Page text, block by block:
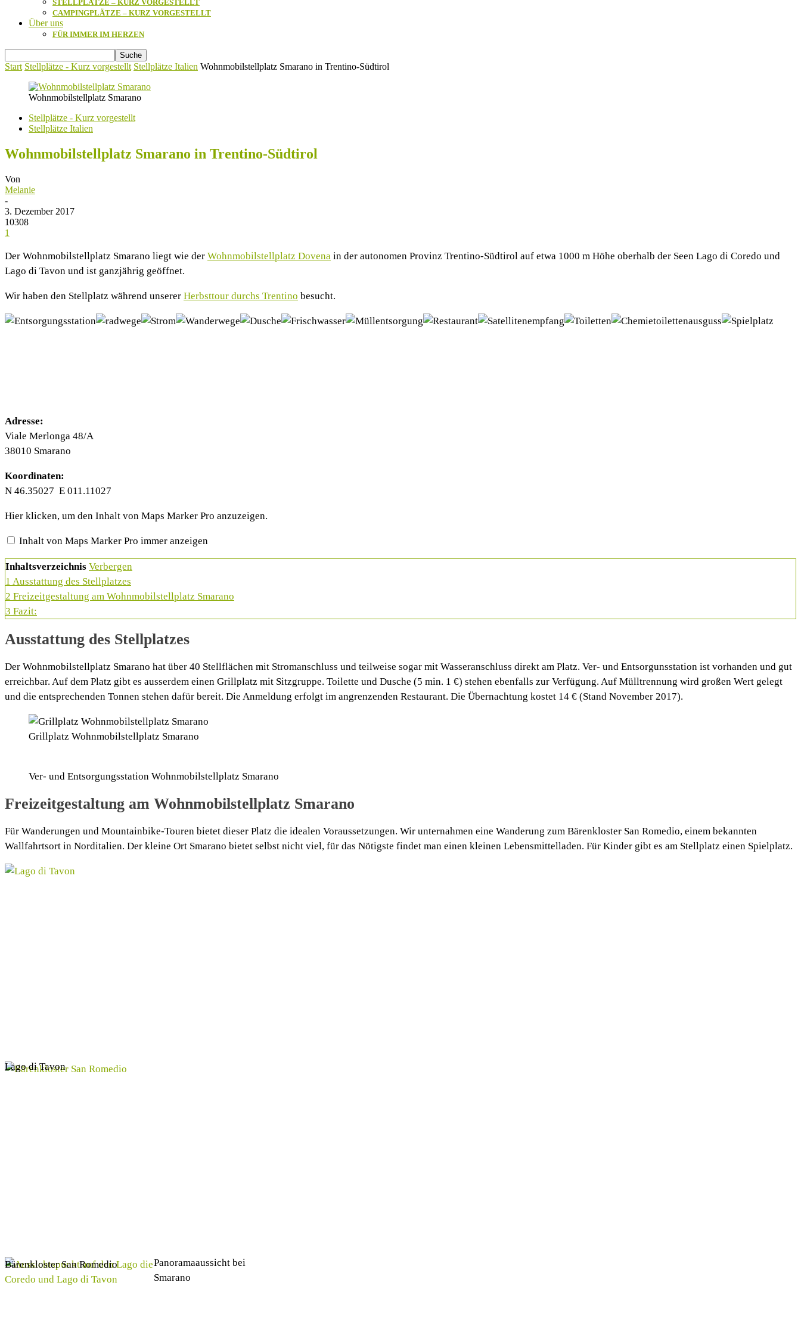
STELLPLÄTZE – KURZ VORGESTELLT
CAMPINGPLÄTZE – KURZ VORGESTELLT
Über uns
FÜR IMMER IM HERZEN
Start Stellplätze - Kurz vorgestellt Stellplätze Italien Wohnmobilstellplatz Smarano in Trentino-Südtirol
Wohnmobilstellplatz Smarano
Stellplätze - Kurz vorgestellt
Stellplätze Italien
Wohnmobilstellplatz Smarano in Trentino-Südtirol
Von
Melanie
-
3. Dezember 2017
10308
1
Der Wohnmobilstellplatz Smarano liegt wie der Wohnmobilstellplatz Dovena in der autonomen Provinz Trentino-Südtirol auf etwa 1000 m Höhe oberhalb der Seen Lago di Coredo und
Lago di Tavon und ist ganzjährig geöffnet.
Wir haben den Stellplatz während unserer Herbsttour durchs Trentino besucht.
Adresse:
Viale Merlonga 48/A
38010 Smarano
Koordinaten:
N 46.35027 E 011.11027
Inhalt
von
Marker
anzeigen
Hier klicken, um den Inhalt von Maps Marker Pro anzuzeigen.
Inhalt von Maps Marker Pro immer anzeigen
Inhaltsverzeichnis Verbergen
1 Ausstattung des Stellplatzes
2 Freizeitgestaltung am Wohnmobilstellplatz Smarano
3 Fazit:
Ausstattung des Stellplatzes
Der Wohnmobilstellplatz Smarano hat über 40 Stellflächen mit Stromanschluss und teilweise sogar mit Wasseranschluss direkt am Platz. Ver- und Entsorgunsstation ist vorhanden und gut
erreichbar. Auf dem Platz gibt es ausserdem einen Grillplatz mit Sitzgruppe. Toilette und Dusche (5 min. 1 €) stehen ebenfalls zur Verfügung. Auf Mülltrennung wird großen Wert gelegt
und die entsprechenden Tonnen stehen dafür bereit. Die Anmeldung erfolgt im angrenzenden Restaurant. Die Übernachtung kostet 14 € (Stand November 2017).
Grillplatz Wohnmobilstellplatz Smarano
Ver- und Entsorgungsstation Wohnmobilstellplatz Smarano
Freizeitgestaltung am Wohnmobilstellplatz Smarano
Für Wanderungen und Mountainbike-Touren bietet dieser Platz die idealen Voraussetzungen. Wir unternahmen eine Wanderung zum Bärenkloster San Romedio, einem bekannten
Wallfahrtsort in Norditalien. Der kleine Ort Smarano bietet selbst nicht viel, für das Nötigste findet man einen kleinen Lebensmittelladen. Für Kinder gibt es am Stellplatz einen Spielplatz.
Lago di Tavon
Bärenkloster San Romedio
Panoramaaussicht bei
Smarano